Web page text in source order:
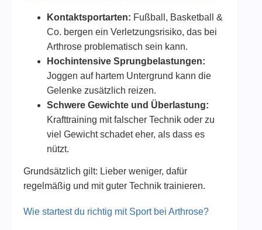
Kontaktsportarten: Fußball, Basketball &
Co. bergen ein Verletzungsrisiko, das bei
Arthrose problematisch sein kann.
Hochintensive Sprungbelastungen:
Joggen auf hartem Untergrund kann die
Gelenke zusätzlich reizen.
Schwere Gewichte und Überlastung:
Krafttraining mit falscher Technik oder zu
viel Gewicht schadet eher, als dass es
nützt.
Grundsätzlich gilt: Lieber weniger, dafür
regelmäßig und mit guter Technik trainieren.
Wie startest du richtig mit Sport bei Arthrose?